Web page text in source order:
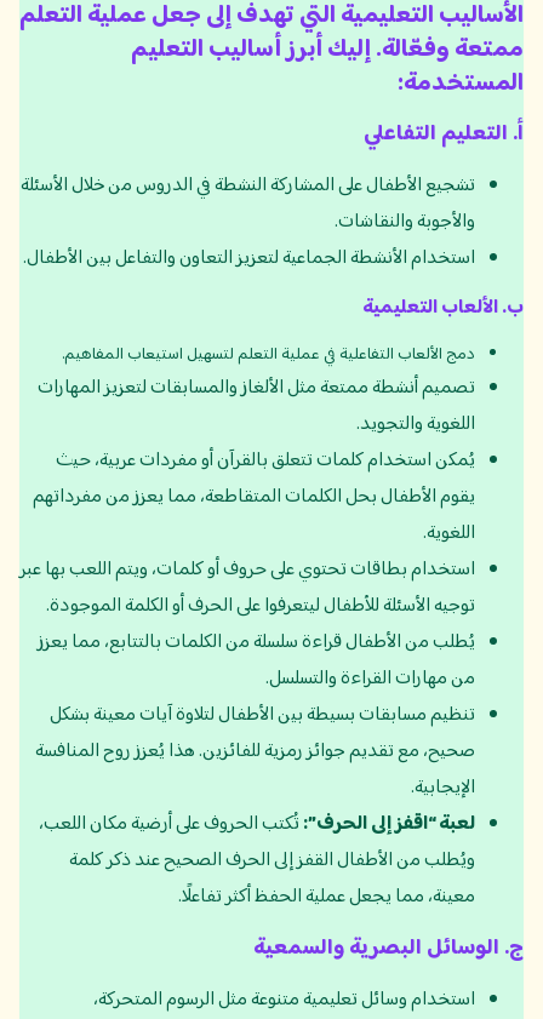
الأساليب التعليمية التي تهدف إلى جعل عملية التعلم
ممتعة وفعّالة. إليك أبرز أساليب التعليم
المستخدمة:
أ. التعليم التفاعلي
تشجيع الأطفال على المشاركة النشطة في الدروس من خلال الأسئلة
والأجوبة والنقاشات.
استخدام الأنشطة الجماعية لتعزيز التعاون والتفاعل بين الأطفال.
ب.الألعاب التعليمية
دمج الألعاب التفاعلية في عملية التعلم لتسهيل استيعاب المفاهيم.
تصميم أنشطة ممتعة مثل الألغاز والمسابقات لتعزيز المهارات
اللغوية والتجويد.
يُمكن استخدام كلمات تتعلق بالقرآن أو مفردات عربية، حيث
يقوم الأطفال بحل الكلمات المتقاطعة، مما يعزز من مفرداتهم
اللغوية.
استخدام بطاقات تحتوي على حروف أو كلمات، ويتم اللعب بها عبر
توجيه الأسئلة للأطفال ليتعرفوا على الحرف أو الكلمة الموجودة.
يُطلب من الأطفال قراءة سلسلة من الكلمات بالتتابع، مما يعزز
من مهارات القراءة والتسلسل.
تنظيم مسابقات بسيطة بين الأطفال لتلاوة آيات معينة بشكل
صحيح، مع تقديم جوائز رمزية للفائزين. هذا يُعزز روح المنافسة
الإيجابية.
لعبة “اقفز إلى الحرف”:تُكتب الحروف على أرضية مكان اللعب،
ويُطلب من الأطفال القفز إلى الحرف الصحيح عند ذكر كلمة
معينة، مما يجعل عملية الحفظ أكثر تفاعلًا.
ج. الوسائل البصرية والسمعية
استخدام وسائل تعليمية متنوعة مثل الرسوم المتحركة،